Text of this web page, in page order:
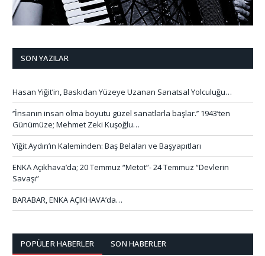
SON YAZILAR
Hasan Yiğit’in, Baskıdan Yüzeye Uzanan Sanatsal Yolculuğu…
‘’İnsanın insan olma boyutu güzel sanatlarla başlar.’’ 1943’ten
Günümüze; Mehmet Zeki Kuşoğlu…
Yiğit Aydın’ın Kaleminden: Baş Belaları ve Başyapıtları
ENKA Açıkhava’da; 20 Temmuz “Metot”- 24 Temmuz “Devlerin
Savaşı”
BARABAR, ENKA AÇIKHAVA’da…
POPÜLER HABERLER SON HABERLER